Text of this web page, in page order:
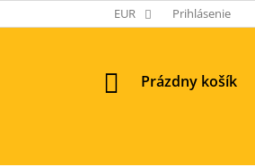
EUR Prihlásenie
NÁKUPNÝ
Prázdny košík